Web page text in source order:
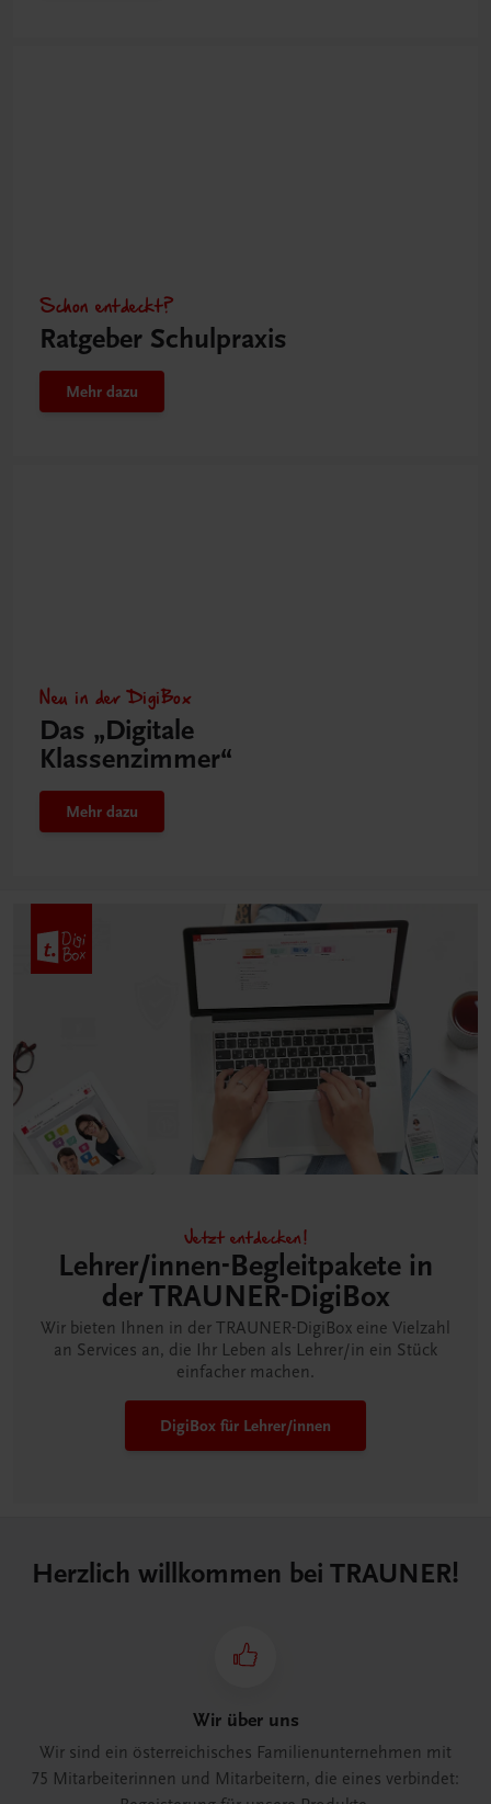
Schon entdeckt?
Ratgeber Schulpraxis
Mehr dazu
Neu in der DigiBox
Das „Digitale
Klassenzimmer“
Mehr dazu
Jetzt entdecken!
Lehrer/innen-Begleitpakete in
der TRAUNER-DigiBox
Wir bieten Ihnen in der TRAUNER-DigiBox eine Vielzahl
an Services an, die Ihr Leben als Lehrer/in ein Stück
einfacher machen.
DigiBox für Lehrer/innen
Herzlich willkommen bei TRAUNER!
Wir über uns
Wir sind ein österreichisches Familienunternehmen mit
75 Mitarbeiterinnen und Mitarbeitern, die eines verbindet: